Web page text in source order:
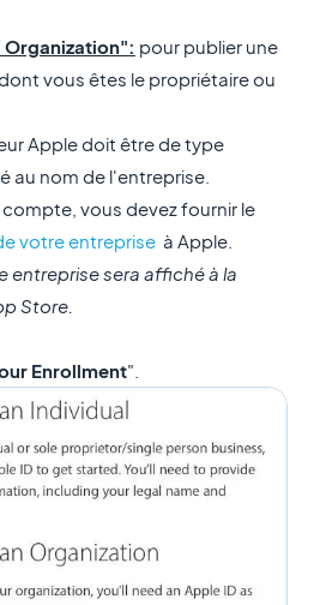
pour publier une
vous êtes le propriétaire ou
Apple doit être de type
au nom de l'entreprise.
vous devez fournir le
votre entrepriseà Apple.
entreprise sera affiché à la
Store.
Enrollment".